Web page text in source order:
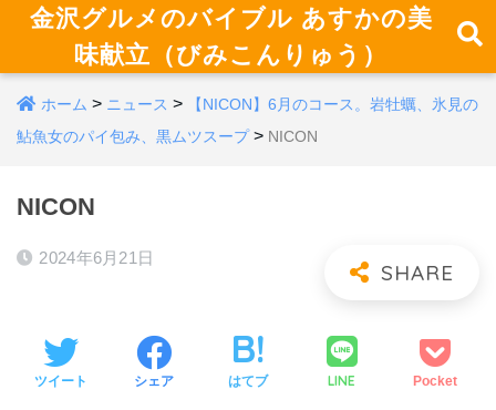
金沢グルメのバイブル あすかの美
味献立（びみこんりゅう）
ホーム > ニュース >
【NICON】6月のコース。岩牡蠣、氷見の
鮎魚女のパイ包み、黒ムツスープ> NICON
NICON
2024年6月21日
ツイート シェア はてブ LINE Pocket